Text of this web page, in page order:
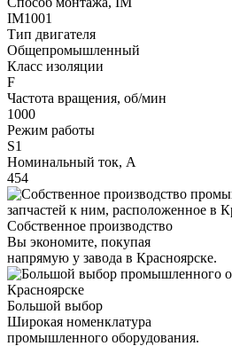
IM1001
Тип двигателя
Общепромышленный
Класс изоляции
F
Частота вращения, об/мин
1000
Режим работы
S1
Номинальный ток, А
454
Собственное производство
Вы экономите, покупая
напрямую у завода в Красноярске.
Большой выбор
Широкая номенклатура
промышленного оборудования.